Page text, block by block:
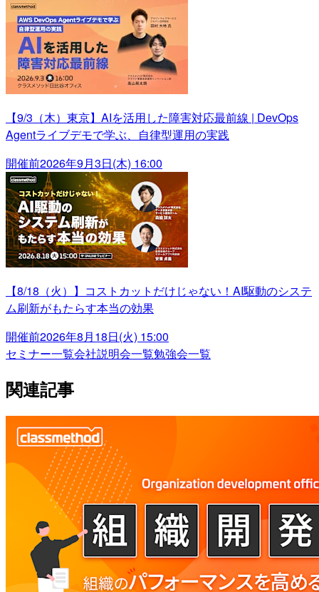
【9/3（木）東京】AIを活用した障害対応最前線 | DevOps
Agentライブデモで学ぶ、自律型運用の実践
開催前2026年9月3日(木) 16:00
【8/18（火）】コストカットだけじゃない！AI駆動のシステ
ム刷新がもたらす本当の効果
開催前2026年8月18日(火) 15:00
セミナー一覧会社説明会一覧勉強会一覧
関連記事